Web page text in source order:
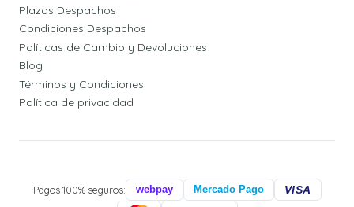
Plazos Despachos
Condiciones Despachos
Políticas de Cambio y Devoluciones
Blog
Términos y Condiciones
Política de privacidad
Pagos 100% seguros: webpay Mercado Pago VISA